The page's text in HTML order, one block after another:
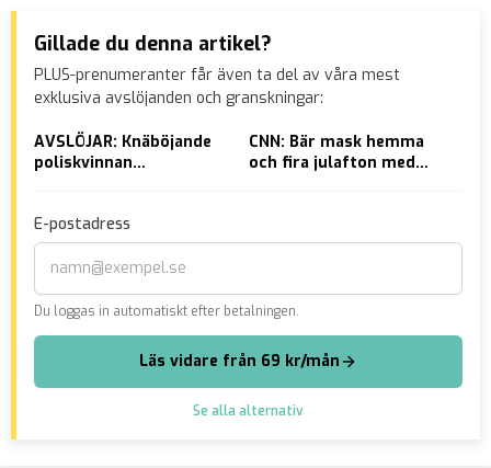
Gillade du denna artikel?
PLUS-prenumeranter får även ta del av våra mest
exklusiva avslöjanden och granskningar:
AVSLÖJAR: Knäböjande
poliskvinnan
CNN: Bär mask hemma
och fira julafton med
E-postadress
Du loggas in automatiskt efter betalningen.
Läs vidare från 69 kr/mån
Se alla alternativ